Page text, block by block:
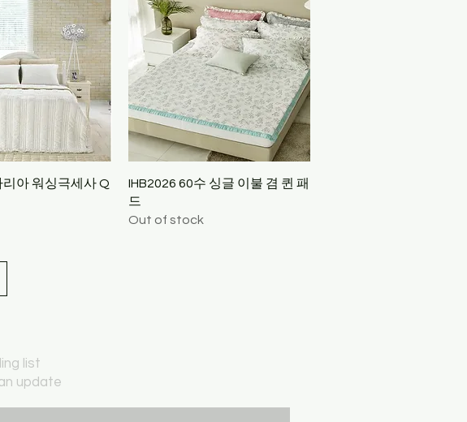
View
아 워싱극세사 Q
Quick View
IHB2026 60수 싱글 이불 겸 퀸 패
드
Out of stock
list
update